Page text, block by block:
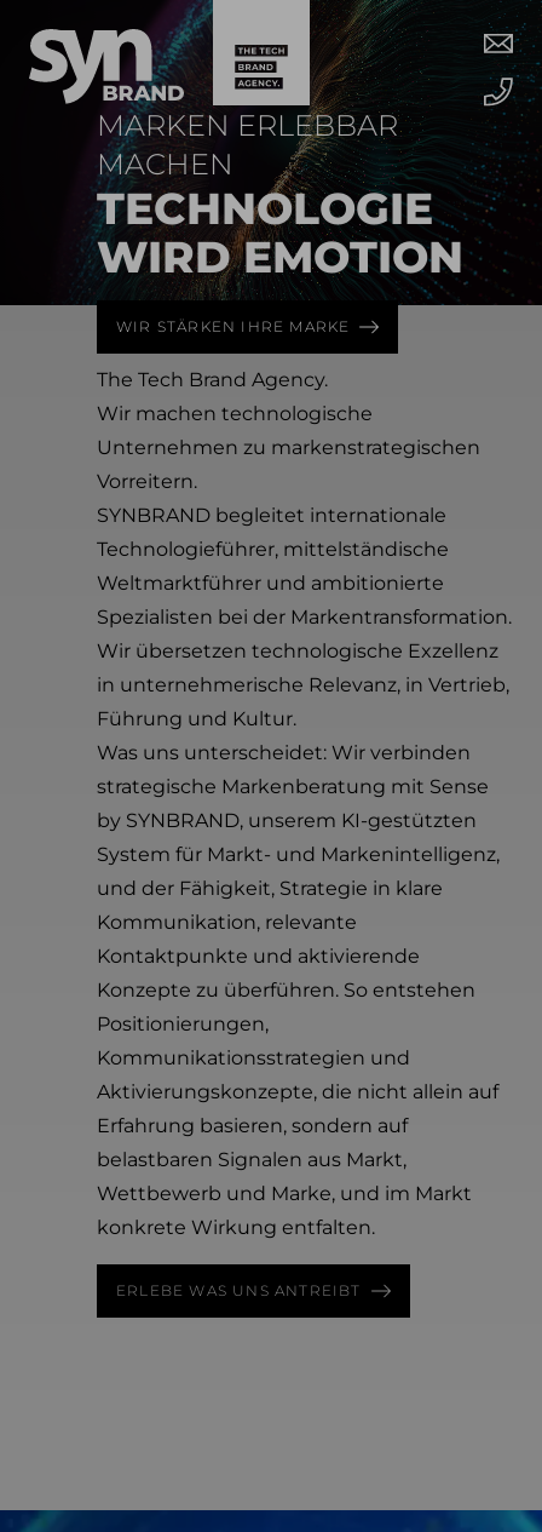
MARKEN ERLEBBAR
MACHEN
TECHNO­LOGIE
WIRD EMOTION
WIR STÄRKEN IHRE MARKE
The Tech Brand Agency.
Wir machen technologische
Unternehmen zu markenstrategischen
Vorreitern.
SYNBRAND begleitet internationale
Technologieführer, mittelständische
Weltmarktführer und ambitionierte
Spezialisten bei der Markentransformation.
Wir übersetzen technologische Exzellenz
in unternehmerische Relevanz, in Vertrieb,
Führung und Kultur.
Was uns unterscheidet: Wir verbinden
strategische Markenberatung mit Sense
by SYNBRAND, unserem KI-gestützten
System für Markt- und Markenintelligenz,
und der Fähigkeit, Strategie in klare
Kommunikation, relevante
Kontaktpunkte und aktivierende
Konzepte zu überführen. So entstehen
Positionierungen,
Kommunikationsstrategien und
Aktivierungskonzepte, die nicht allein auf
Erfahrung basieren, sondern auf
belastbaren Signalen aus Markt,
Wettbewerb und Marke, und im Markt
konkrete Wirkung entfalten.
ERLEBE WAS UNS ANTREIBT